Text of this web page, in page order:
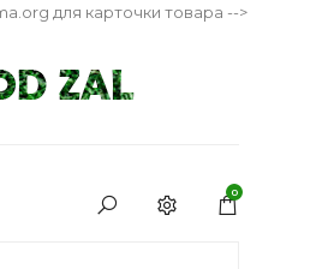
для карточки товара -->
0